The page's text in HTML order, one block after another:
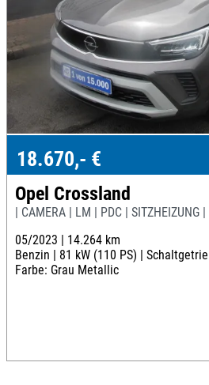
18.670,- €
Opel Crossland
| CAMERA | LM | PDC | SITZHEIZUNG |
05/2023 | 14.264 km
Benzin | 81 kW (110 PS) |
Farbe: Grau Metallic